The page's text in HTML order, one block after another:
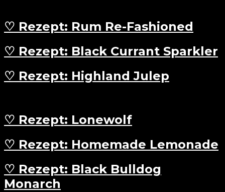
♡ Rezept: Rum Re-Fashioned
♡ Rezept: Black Currant Sparkler
♡ Rezept: Highland Julep
♡ Rezept: Lonewolf
♡ Rezept: Homemade Lemonade
♡ Rezept: Black Bulldog
Monarch